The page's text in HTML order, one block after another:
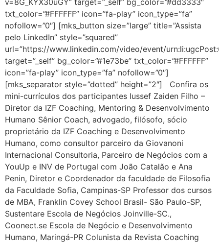
v=8G_KYX30uGY” target=”_self” bg_color=”#dd3333″
txt_color=”#FFFFFF” icon=”fa-play” icon_type=”fa”
nofollow=”0″] [mks_button size=”large” title=”Assista
pelo LinkedIn” style=”squared”
url=”https://www.linkedin.com/video/event/
target=”_self” bg_color=”#1e73be” txt_color=”#FFFFFF”
icon=”fa-play” icon_type=”fa” nofollow=”0″]
[mks_separator style=”dotted” height=”2″] Confira os
mini-currículos dos participantes Iussef Zaiden Filho –
Diretor da IZF Coaching, Mentoring & Desenvolvimento
Humano Sênior Coach, advogado, filósofo, sócio
proprietário da IZF Coaching e Desenvolvimento
Humano, como consultor parceiro da Giovanoni
Internacional Consultoria, Parceiro de Negócios com a
YouUp e INV de Portugal com João Catalão e Ana
Penin, Diretor e Coordenador da faculdade de Filosofia
da Faculdade Sofia, Campinas-SP Professor dos cursos
de MBA, Franklin Covey School Brasil- São Paulo-SP,
Sustentare Escola de Negócios Joinville-SC.,
Coonect.se Escola de Negócio e Desenvolvimento
Humano, Maringá-PR Colunista da Revista Coaching